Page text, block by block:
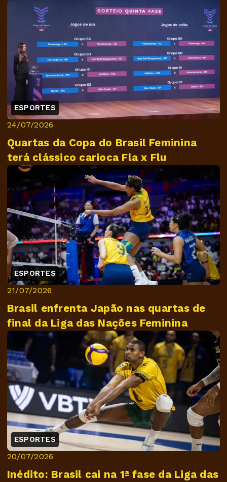
ESPORTES
24/07/2026
Quartas da Copa do Brasil Feminina
terá clássico carioca Fla x Flu
ESPORTES
21/07/2026
Brasil enfrenta Japão nas quartas de
final da Liga das Nações Feminina
ESPORTES
20/07/2026
Inédito: Brasil cai na 1ª fase da Liga das